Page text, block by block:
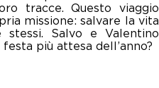
tracce. Questo viaggio
missione: salvare la vita
stessi. Salvo e Valentino
più attesa dell’anno?